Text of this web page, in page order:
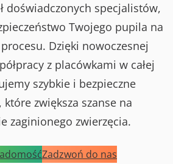
doświadczonych specjalistów,
Twojego pupila na
Dzięki nowoczesnej
z placówkami w całej
szybkie i bezpieczne
zwiększa szanse na
zaginionego zwierzęcia.
Zadzwoń do nas